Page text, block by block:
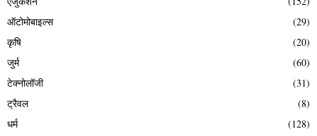
ऑटोमोबाइल्स
(29)
कृषि
(20)
जुर्म
(60)
टेक्नोलॉजी
(31)
ट्रैवल
(8)
धर्म
(128)